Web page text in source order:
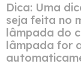
Dica: Uma
seja feita no
lâmpada do
lâmpada for